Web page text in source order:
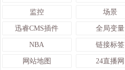
监控 场景
迅睿CMS插件 全局变量
NBA 链接标签
网站地图 24直播网